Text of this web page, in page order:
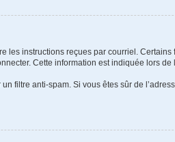
les instructions reçues par courriel.
Cette information est indiquée lors de
filtre anti-spam. Si vous êtes sûr de